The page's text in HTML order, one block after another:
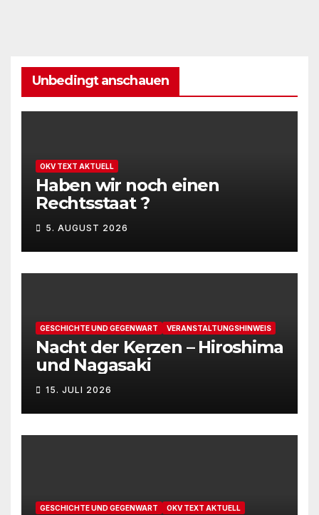
Unbedingt anschauen
OKV TEXT AKTUELL
Haben wir noch einen
Rechtsstaat ?
5. AUGUST 2026
GESCHICHTE UND GEGENWART VERANSTALTUNGSHINWEIS
Nacht der Kerzen – Hiroshima
und Nagasaki
15. JULI 2026
GESCHICHTE UND GEGENWART OKV TEXT AKTUELL